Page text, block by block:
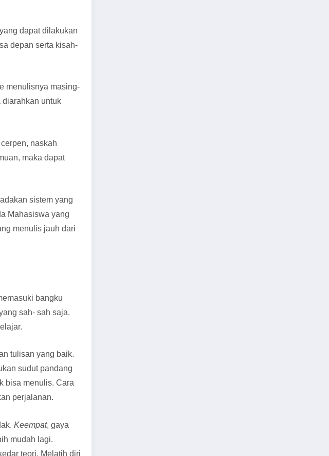
dapat dilakukan
depan serta kisah-
menulisnya masing-
untuk
naskah
maka dapat
sistem yang
Mahasiswa yang
menulis jauh dari
bangku
sah- sah saja.
tulisan yang baik.
sudut pandang
bisa menulis. Cara
perjalanan.
Keempat, gaya
mudah lagi.
teori. Melatih diri